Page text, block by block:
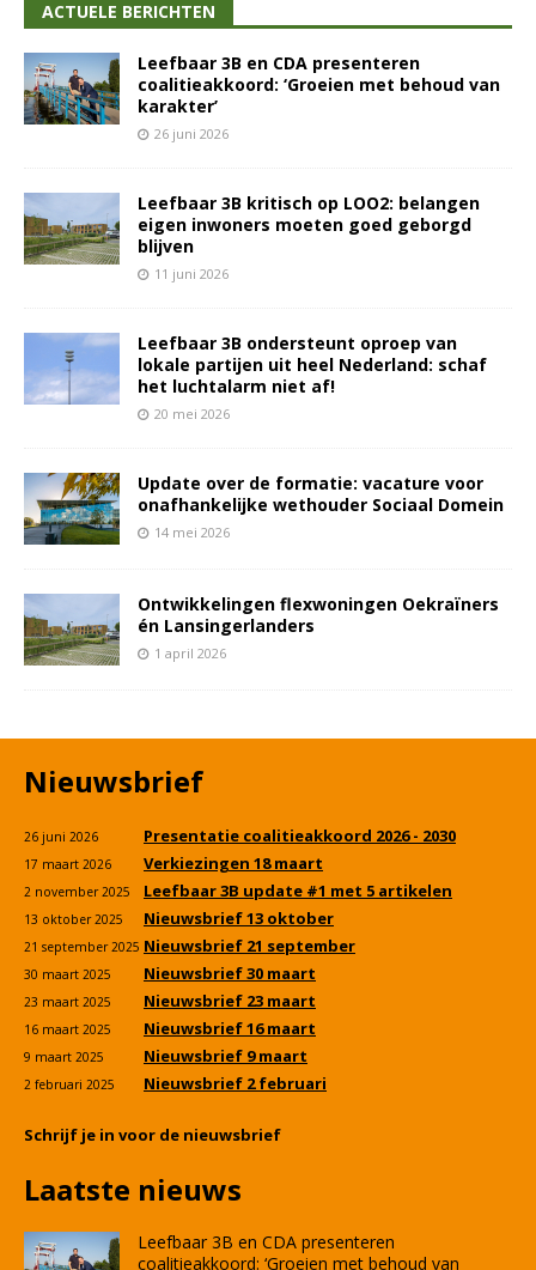
ACTUELE BERICHTEN
Leefbaar 3B en CDA presenteren
coalitieakkoord: ‘Groeien met behoud van
karakter’
26 juni 2026
Leefbaar 3B kritisch op LOO2: belangen
eigen inwoners moeten goed geborgd
blijven
11 juni 2026
Leefbaar 3B ondersteunt oproep van
lokale partijen uit heel Nederland: schaf
het luchtalarm niet af!
20 mei 2026
Update over de formatie: vacature voor
onafhankelijke wethouder Sociaal Domein
14 mei 2026
Ontwikkelingen flexwoningen Oekraïners
én Lansingerlanders
1 april 2026
Nieuwsbrief
26 juni 2026 Presentatie coalitieakkoord 2026 - 2030
17 maart 2026 Verkiezingen 18 maart
2 november 2025 Leefbaar 3B update #1 met 5 artikelen
13 oktober 2025 Nieuwsbrief 13 oktober
21 september 2025 Nieuwsbrief 21 september
30 maart 2025 Nieuwsbrief 30 maart
23 maart 2025 Nieuwsbrief 23 maart
16 maart 2025 Nieuwsbrief 16 maart
9 maart 2025 Nieuwsbrief 9 maart
2 februari 2025 Nieuwsbrief 2 februari
Schrijf je in voor de nieuwsbrief
Laatste nieuws
Leefbaar 3B en CDA presenteren
coalitieakkoord: ‘Groeien met behoud van